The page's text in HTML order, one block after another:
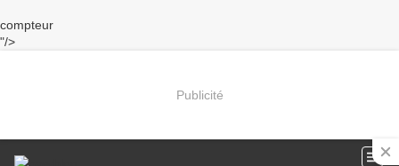
compteur
"/>
Publicité